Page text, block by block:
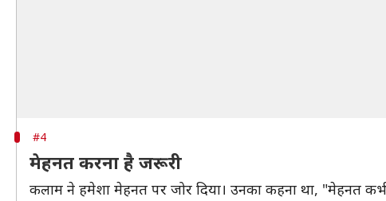
#4
मेहनत करना है जरूरी
कलाम ने हमेशा मेहनत पर जोर दिया। उनका कहना था, "मेहनत